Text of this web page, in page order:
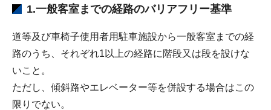
1.一般客室までの経路のバリアフリー基準
道等及び車椅子使用者用駐車施設から一般客室までの経
路のうち、それぞれ1以上の経路に階段又は段を設けな
いこと。
ただし、傾斜路やエレベーター等を併設する場合はこの
限りでない。